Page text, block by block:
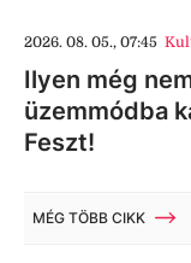
2026. 08. 05., 07:45
Ilyen még
üzemmódba
Feszt!
MÉG TÖBB CIKK